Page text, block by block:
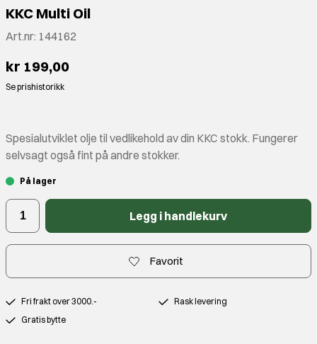
KKC Multi Oil
Art.nr: 144162
kr 199,00
Se prishistorikk
Spesialutviklet olje til vedlikehold av din KKC stokk. Fungerer
selvsagt også fint på andre stokker.
På lager
Legg i handlekurv
Favorit
Fri frakt over 3000.-
Rask levering
Gratis bytte